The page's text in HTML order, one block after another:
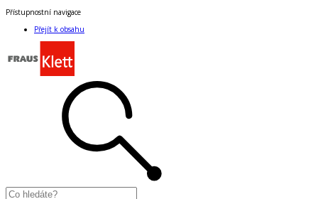
Přístupnostní navigace
Přejít k obsahu